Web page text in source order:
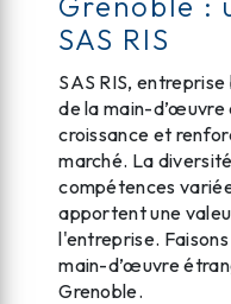
SAS RIS
SAS RIS,
de la main-
croissance et
marché. La
compétences
apportent une
l'entreprise.
main-d’œuvre
Grenoble.